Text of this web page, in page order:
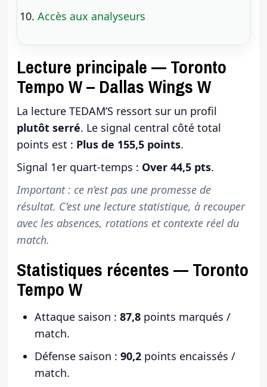
Accès aux analyseurs
Lecture principale — Toronto
Tempo W – Dallas Wings W
La lecture TEDAM’S ressort sur un profil
plutôt serré. Le signal central côté total
points est : Plus de 155,5 points.
Signal 1er quart-temps : Over 44,5 pts.
Important : ce n’est pas une promesse de
résultat. C’est une lecture statistique, à recouper
avec les absences, rotations et contexte réel du
match.
Statistiques récentes — Toronto
Tempo W
Attaque saison : 87,8points marqués /
match.
Défense saison : 90,2points encaissés /
match.